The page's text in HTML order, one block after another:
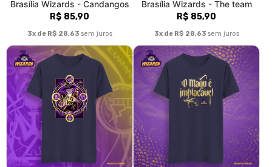
Brasília Wizards - Rennan
Salgado
R$ 85,90
3x de R$ 28,63 sem juros
Brasília Wizards -
Brotherhood